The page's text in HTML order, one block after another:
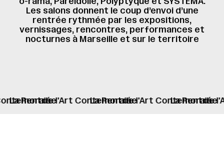
Les salons donnent le coup d’envoi d’une
rentrée rythmée par les expositions,
vernissages, rencontres, performances et
nocturnes à Marseille et sur le territoire
Contemorainde l'Art Contemorain
La Rentrée de l'Art Contemorain
La Rentrée